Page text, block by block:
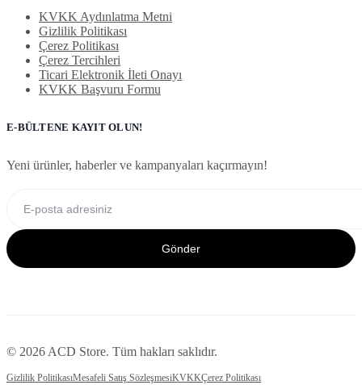
KVKK Aydınlatma Metni
Gizlilik Politikası
Çerez Politikası
Çerez Tercihleri
Ticari Elektronik İleti Onayı
KVKK Başvuru Formu
E-BÜLTENE KAYIT OLUN!
Yeni ürünler, haberler ve kampanyaları kaçırmayın!
Gönder
© 2026 ACD Store. Tüm hakları saklıdır.
Gizlilik PolitikasıMesafeli Satış SözleşmesiKVKKÇerez Politikası